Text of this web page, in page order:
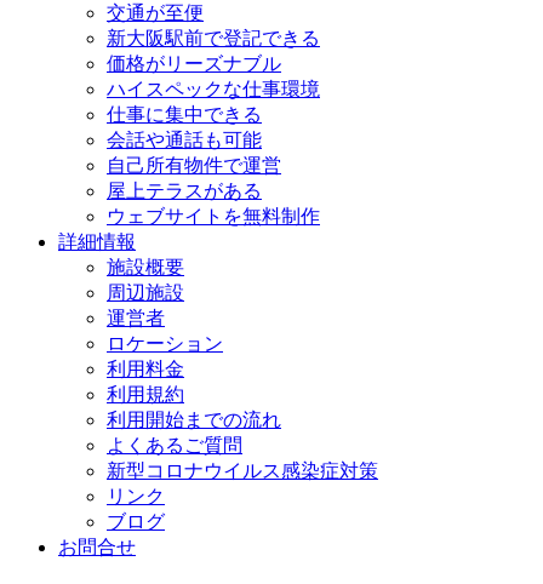
交通が至便
新大阪駅前で登記できる
価格がリーズナブル
ハイスペックな仕事環境
仕事に集中できる
会話や通話も可能
自己所有物件で運営
屋上テラスがある
ウェブサイトを無料制作
詳細情報
施設概要
周辺施設
運営者
ロケーション
利用料金
利用規約
利用開始までの流れ
よくあるご質問
新型コロナウイルス感染症対策
リンク
ブログ
お問合せ